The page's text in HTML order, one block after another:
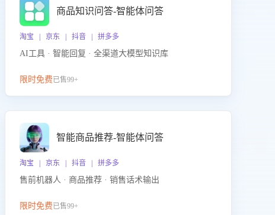
商品知识问答-智能体问答
淘宝 | 京东 | 抖音 | 拼多多
AI工具 · 智能回复 · 全渠道大模型知识库
限时免费已售99+
智能商品推荐-智能体问答
淘宝 | 京东 | 抖音 | 拼多多
售前机器人 · 商品推荐 · 销售话术输出
限时免费已售99+